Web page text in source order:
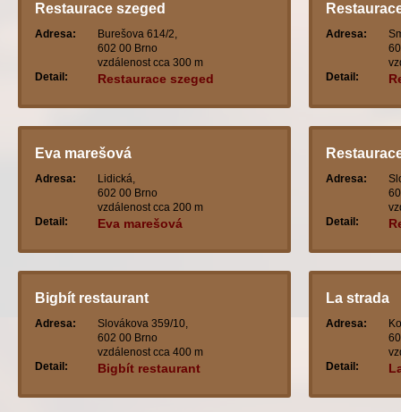
Restaurace szeged
Adresa:
Burešova 614/2,
602 00 Brno
vzdálenost cca 300 m
Detail:
Restaurace szeged
Adresa:
Detail:
Eva marešová
Adresa:
Lidická,
602 00 Brno
vzdálenost cca 200 m
Detail:
Eva marešová
Adresa:
Detail:
Bigbít restaurant
Adresa:
Slovákova 359/10,
602 00 Brno
vzdálenost cca 400 m
Detail:
Bigbít restaurant
La strada
Adresa:
Detail: